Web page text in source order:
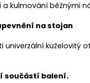
a kulmování běžnými
na stojan
kuželovitý
součástí balení.